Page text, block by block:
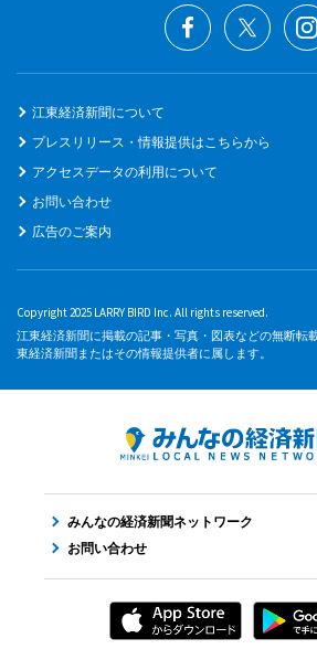
江東経済新聞について
プレスリリース・情報提供はこちらから
アクセスデータの利用について
お問い合わせ
広告のご案内
Copyright 2025 LARRY BIRD Inc. All rights reserved.
江東経済新聞に掲載の記事・写真・図表などの無断転
東経済新聞またはその情報提供者に属します。
みんなの経済新聞ネットワーク
お問い合わせ